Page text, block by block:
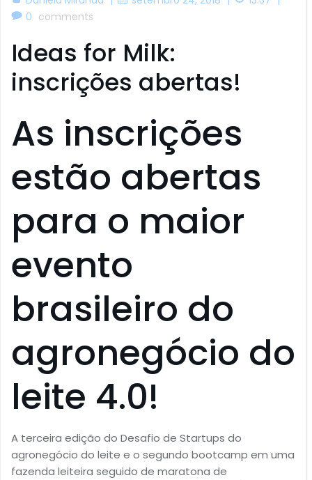
0 comments
Ideas for Milk:
inscrições abertas!
As inscrições
estão abertas
para o maior
evento
brasileiro do
agronegócio do
leite 4.0!
A terceira edição do Desafio de Startups do
agronegócio do leite e o segundo bootcamp em uma
fazenda leiteira seguido de maratona de